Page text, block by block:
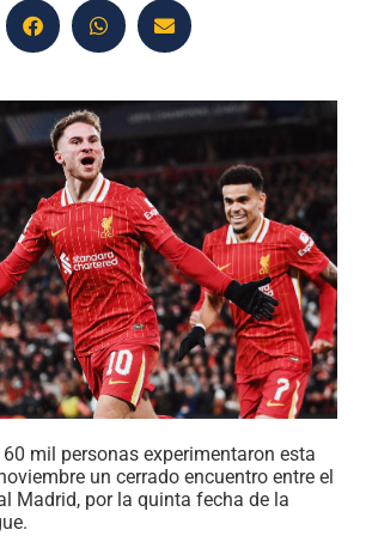
mil personas experimentaron esta
un cerrado encuentro entre el
Madrid, por la quinta fecha de la